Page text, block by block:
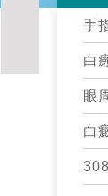
手
白
眼
白